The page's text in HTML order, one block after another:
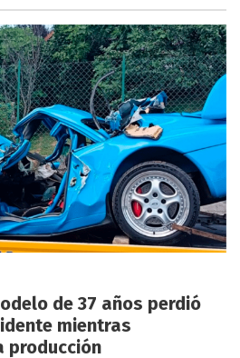
de 37 años perdió
mientras
producción